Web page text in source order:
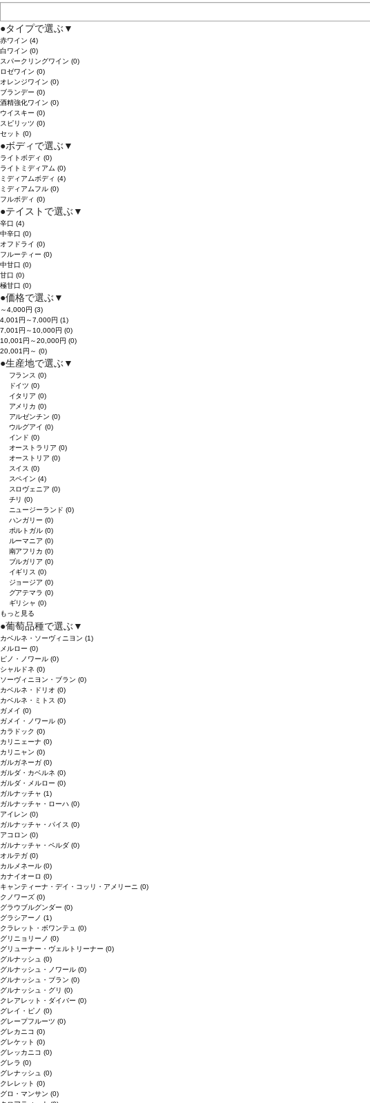
●タイプで選ぶ ▼
赤ワイン (4)
白ワイン (0)
スパークリングワイン (0)
ロゼワイン (0)
オレンジワイン (0)
ブランデー (0)
酒精強化ワイン (0)
ウイスキー (0)
スピリッツ (0)
セット (0)
●ボディで選ぶ ▼
ライトボディ (0)
ライトミディアム (0)
ミディアムボディ (4)
ミディアムフル (0)
フルボディ (0)
●テイストで選ぶ ▼
辛口 (4)
中辛口 (0)
オフドライ (0)
フルーティー (0)
中甘口 (0)
甘口 (0)
極甘口 (0)
●価格で選ぶ ▼
～4,000円 (3)
4,001円～7,000円 (1)
7,001円～10,000円 (0)
10,001円～20,000円 (0)
20,001円～ (0)
●生産地で選ぶ ▼
フランス(0)
ドイツ(0)
イタリア(0)
アメリカ(0)
アルゼンチン(0)
ウルグアイ(0)
インド(0)
オーストラリア(0)
オーストリア(0)
スイス(0)
スペイン(4)
スロヴェニア(0)
チリ(0)
ニュージーランド(0)
ハンガリー(0)
ポルトガル(0)
ルーマニア(0)
南アフリカ(0)
ブルガリア(0)
イギリス(0)
ジョージア(0)
グアテマラ(0)
ギリシャ(0)
もっと見る
●葡萄品種で選ぶ ▼
カベルネ・ソーヴィニヨン (1)
メルロー (0)
ピノ・ノワール (0)
シャルドネ (0)
ソーヴィニヨン・ブラン (0)
カベルネ・ドリオ (0)
カベルネ・ミトス (0)
ガメイ (0)
ガメイ・ノワール (0)
カラドック (0)
カリニェーナ (0)
カリニャン (0)
ガルガネーガ (0)
ガルダ・カベルネ (0)
ガルダ・メルロー (0)
ガルナッチャ (1)
ガルナッチャ・ローハ (0)
アイレン (0)
ガルナッチャ・パイス (0)
アコロン (0)
ガルナッチャ・ペルダ (0)
オルテガ (0)
カルメネール (0)
カナイオーロ (0)
キャンティーナ・デイ・コッリ・アメリーニ (0)
クノワーズ (0)
グラウブルグンダー (0)
グラシアーノ (1)
クラレット・ボワンテュ (0)
グリニョリーノ (0)
グリューナー・ヴェルトリーナー (0)
グルナッシュ (0)
グルナッシュ・ノワール (0)
グルナッシュ・ブラン (0)
グルナッシュ・グリ (0)
クレアレット・ダイバー (0)
グレイ・ピノ (0)
グレープフルーツ (0)
グレカニコ (0)
グレケット (0)
グレッカニコ (0)
グレラ (0)
グレナッシュ (0)
クレレット (0)
グロ・マンサン (0)